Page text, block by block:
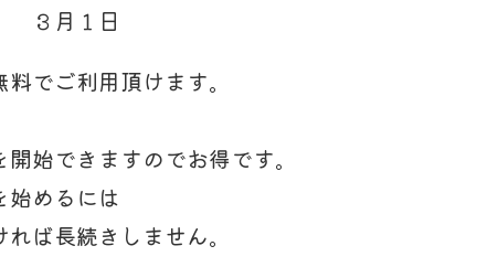
１日
でご利用頂けます。
始できますのでお得です。
始めるには
ば長続きしません。